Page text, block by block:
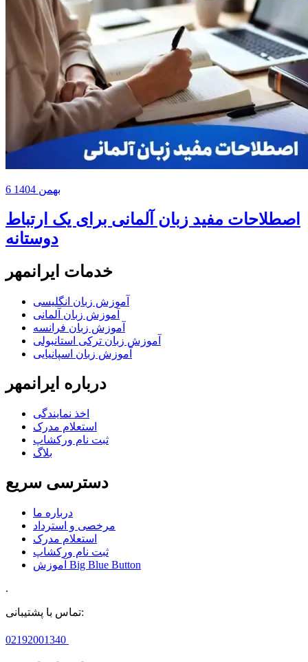
6 بهمن 1404
اصطلاحات مفید زبان آلمانی برای یک ارتباط
دوستانه
خدمات ایرانمهر
آموزش زبان انگلیسی
آموزش زبان آلمانی
آموزش زبان فرانسه
آموزش زبان ترکی استانبولی
آموزش زبان اسپانیایی
درباره ایرانمهر
اخذ نمايندگی
استعلام مدرک
ثبت نام ورکشاپ
بلاگ
دسترسی سریع
درباره ما
مرخصی و استرداد
استعلام مدرک
ثبت نام ورکشاپ
آموزش Big Blue Button
.
تماس با پشتیبانی:
02192001340